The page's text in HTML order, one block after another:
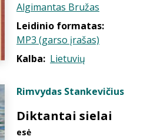
Algimantas Bružas
Leidinio formatas:
MP3 (garso įrašas)
Kalba: Lietuvių
Rimvydas Stankevičius
Diktantai sielai
esė